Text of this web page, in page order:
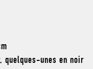
quelques-unes en noir